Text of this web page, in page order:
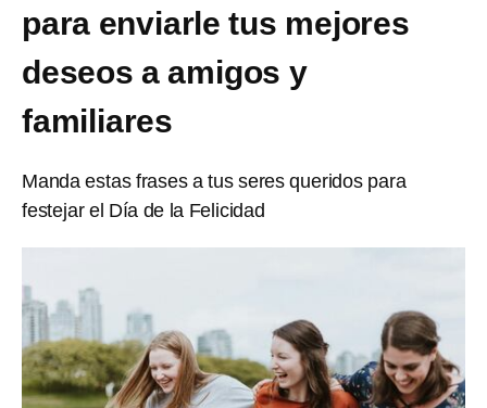
para enviarle tus mejores
deseos a amigos y
familiares
Manda estas frases a tus seres queridos para
festejar el Día de la Felicidad